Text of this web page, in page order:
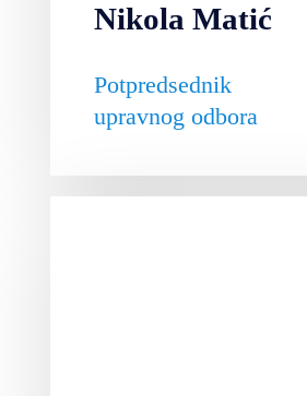
Nikola Matić
Potpredsednik
upravnog odbora